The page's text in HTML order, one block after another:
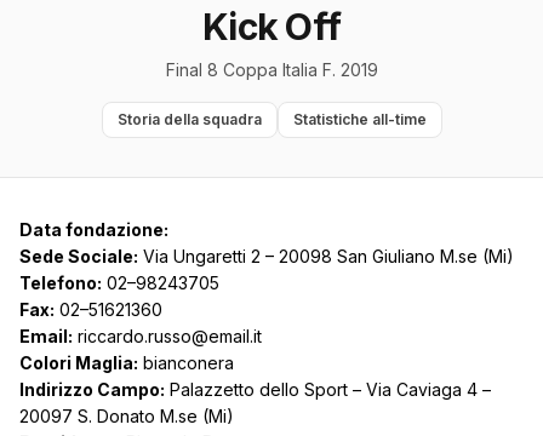
Kick Off
Final 8 Coppa Italia F. 2019
Storia della squadra Statistiche all-time
Data fondazione:
Sede Sociale: Via Ungaretti 2 – 20098 San Giuliano M.se (Mi)
Telefono: 02–98243705
Fax: 02–51621360
Email: riccardo.russo@email.it
Colori Maglia: bianconera
Indirizzo Campo: Palazzetto dello Sport – Via Caviaga 4 –
20097 S. Donato M.se (Mi)